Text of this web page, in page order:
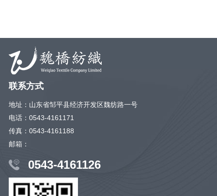
壹号娱乐产品获评“最佳科技创新
产品推荐”
联系方式
地址：山东省邹平县经济开发区魏纺路一号
电话：0543-4161171
传真：0543-4161188
邮箱：
0543-4161126